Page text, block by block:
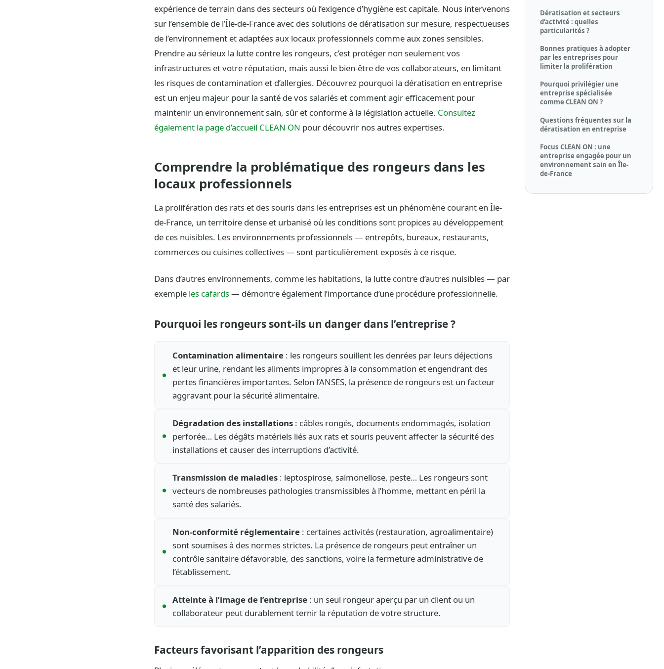
expérience de terrain dans des secteurs où l’exigence d’hygiène est capitale. Nous intervenons
sur l’ensemble de l’Île-de-France avec des solutions de dératisation sur mesure, respectueuses
de l’environnement et adaptées aux locaux professionnels comme aux zones sensibles.
Prendre au sérieux la lutte contre les rongeurs, c’est protéger non seulement vos
infrastructures et votre réputation, mais aussi le bien-être de vos collaborateurs, en limitant
les risques de contamination et d’allergies. Découvrez pourquoi la dératisation en entreprise
est un enjeu majeur pour la santé de vos salariés et comment agir efficacement pour
maintenir un environnement sain, sûr et conforme à la législation actuelle. Consultez
également la page d’accueil CLEAN ON pour découvrir nos autres expertises.
Comprendre la problématique des rongeurs dans les
locaux professionnels
La prolifération des rats et des souris dans les entreprises est un phénomène courant en Île-
de-France, un territoire dense et urbanisé où les conditions sont propices au développement
de ces nuisibles. Les environnements professionnels — entrepôts, bureaux, restaurants,
commerces ou cuisines collectives — sont particulièrement exposés à ce risque.
Dans d’autres environnements, comme les habitations, la lutte contre d’autres nuisibles — par
exemple les cafards— démontre également l’importance d’une procédure professionnelle.
Pourquoi les rongeurs sont-ils un danger dans l’entreprise ?
Contamination alimentaire : les rongeurs souillent les denrées par leurs déjections
et leur urine, rendant les aliments impropres à la consommation et engendrant des
pertes financières importantes. Selon l’ANSES, la présence de rongeurs est un facteur
aggravant pour la sécurité alimentaire.
Dégradation des installations : câbles rongés, documents endommagés, isolation
perforée… Les dégâts matériels liés aux rats et souris peuvent affecter la sécurité des
installations et causer des interruptions d’activité.
Transmission de maladies : leptospirose, salmonellose, peste… Les rongeurs sont
vecteurs de nombreuses pathologies transmissibles à l’homme, mettant en péril la
santé des salariés.
Non-conformité réglementaire : certaines activités (restauration, agroalimentaire)
sont soumises à des normes strictes. La présence de rongeurs peut entraîner un
contrôle sanitaire défavorable, des sanctions, voire la fermeture administrative de
l’établissement.
Atteinte à l’image de l’entreprise : un seul rongeur aperçu par un client ou un
collaborateur peut durablement ternir la réputation de votre structure.
Facteurs favorisant l’apparition des rongeurs
Dératisation et secteurs
d’activité : quelles
particularités ?
Bonnes pratiques à adopter
par les entreprises pour
limiter la prolifération
Pourquoi privilégier une
entreprise spécialisée
comme CLEAN ON ?
Questions fréquentes sur la
dératisation en entreprise
Focus CLEAN ON : une
entreprise engagée pour un
environnement sain en Île-
de-France